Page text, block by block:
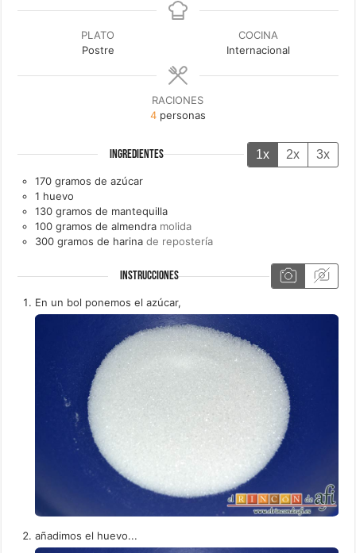
PLATO
Postre
COCINA
Internacional
RACIONES
4 personas
INGREDIENTES 1x 2x 3x
170 gramos de azúcar
1 huevo
130 gramos de mantequilla
100 gramos de almendra molida
300 gramos de harina de repostería
INSTRUCCIONES
En un bol ponemos el azúcar,
añadimos el huevo...